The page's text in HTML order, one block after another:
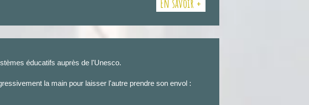
En savoir +
éducatifs auprès de l'Unesco.
la main pour laisser l'autre prendre son envol :